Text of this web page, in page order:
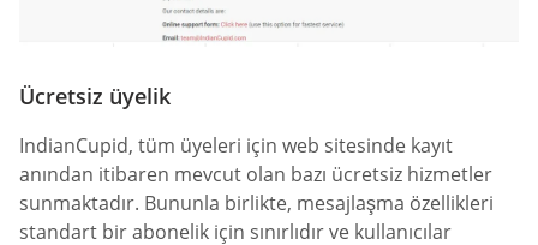
Ücretsiz üyelik
IndianCupid, tüm üyeleri için web sitesinde kayıt
anından itibaren mevcut olan bazı ücretsiz hizmetler
sunmaktadır. Bununla birlikte, mesajlaşma özellikleri
standart bir abonelik için sınırlıdır ve kullanıcılar